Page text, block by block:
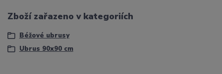
Zboží zařazeno v kategoriích
Béžové ubrusy
Ubrus 90x90 cm